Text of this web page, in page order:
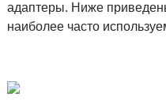
адаптеры. Ниже
наиболее часто